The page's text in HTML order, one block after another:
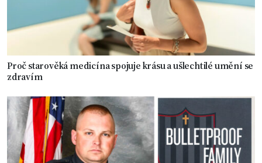
Proč starověká medicína spojuje krásu a ušlechtilé umění se
zdravím